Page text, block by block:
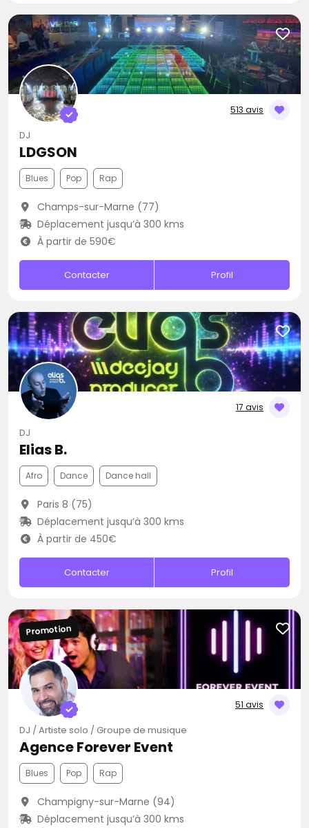
513 avis
DJ
LDGSON
Blues Pop Rap
Champs-sur-Marne (77)
Déplacement jusqu’à 300 kms
À partir de 590€
Contacter Profil
17 avis
DJ
Elias B.
Afro Dance Dance hall
Paris 8 (75)
Déplacement jusqu’à 300 kms
À partir de 450€
Contacter Profil
51 avis
Promotion
DJ / Artiste solo / Groupe de musique
Agence Forever Event
Blues Pop Rap
Champigny-sur-Marne (94)
Déplacement jusqu’à 300 kms